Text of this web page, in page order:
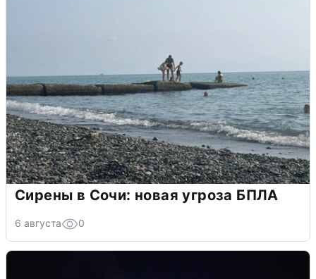
Сирены в Сочи: новая угроза БПЛА
6 августа 0